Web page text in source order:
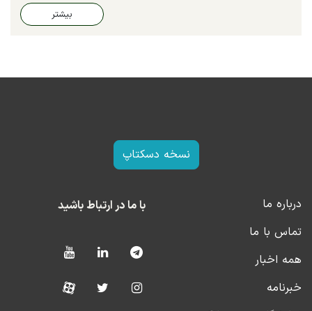
بیشتر
نسخه دسکتاپ
درباره ما
تماس با ما
همه اخبار
خبرنامه
با ما در ارتباط باشید